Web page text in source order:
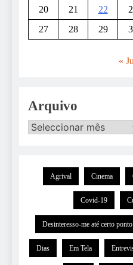
20
21 22
27
28 29
«
Arquivo
Agrival Cinema
Covid-19
Desinteresso-me até certo ponto
Dias Em Tela